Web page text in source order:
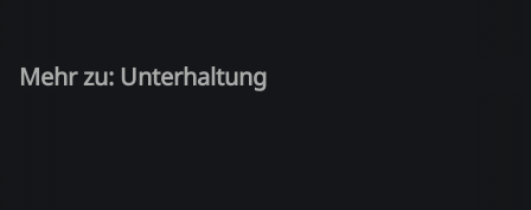
Mehr zu: Unterhaltung